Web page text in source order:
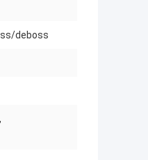
deboss
,